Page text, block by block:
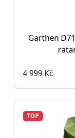
Garthen
4 999 Kč
TOP